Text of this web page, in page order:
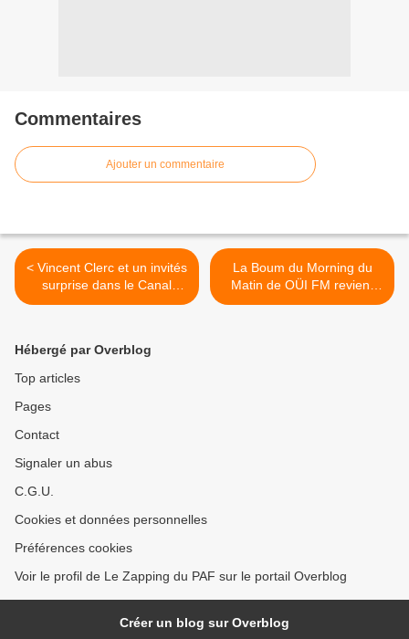
Commentaires
Ajouter un commentaire
< Vincent Clerc et un invités
surprise dans le Canal
Rugby Club
La Boum du Morning du
Matin de OÜI FM revient
pour la fête de la musique >
Hébergé par Overblog
Top articles
Pages
Contact
Signaler un abus
C.G.U.
Cookies et données personnelles
Préférences cookies
Voir le profil de Le Zapping du PAF sur le portail Overblog
Créer un blog sur Overblog